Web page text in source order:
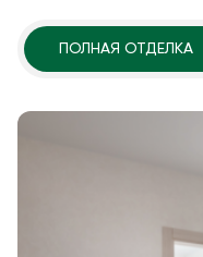
ПОЛНАЯ ОТДЕЛКА